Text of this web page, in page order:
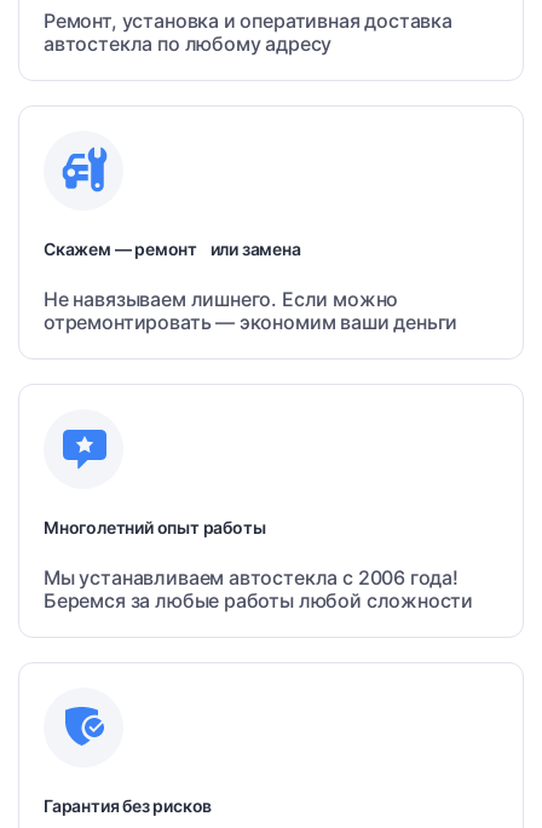
Ремонт, установка и оперативная доставка
автостекла по любому адресу
Скажем — ремонт или замена
Не навязываем лишнего. Если можно
отремонтировать — экономим ваши деньги
Многолетний опыт работы
Мы устанавливаем автостекла с 2006 года!
Беремся за любые работы любой сложности
Гарантия без рисков